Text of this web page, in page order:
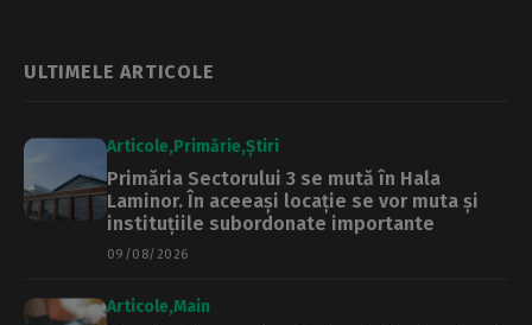
ULTIMELE ARTICOLE
Articole Primărie Știri
Primăria Sectorului 3 se mută în Hala
Laminor. În aceeași locație se vor muta și
instituțiile subordonate importante
09/08/2026
Articole Main